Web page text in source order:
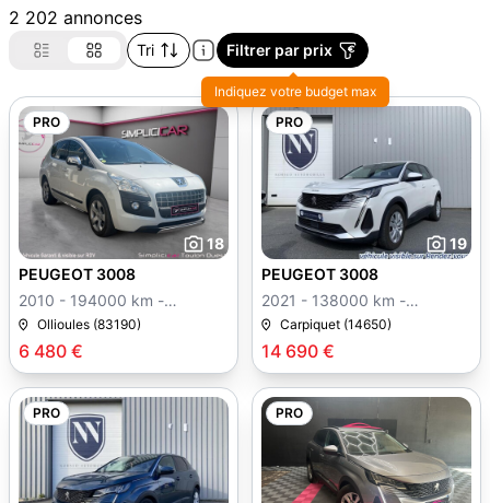
2 202 annonces
Tri Filtrer par prix
Indiquez votre budget max
PRO
18
6 480 €
PEUGEOT 3008
2010 - 194000 km -
Manuelle
Ollioules (83190)
PRO
19
14 690 €
PEUGEOT 3008
2021 - 138000 km -
Manuelle
Carpiquet (14650)
PRO PRO